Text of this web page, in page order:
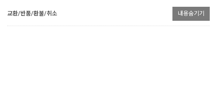
교환/반품/환불/취소 내용숨기기